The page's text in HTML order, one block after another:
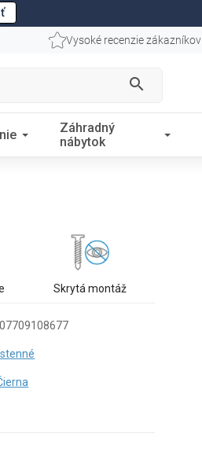
Vysoké recenzie zákazníkov
search
Záhradný
nábytok
Skrytá montáž